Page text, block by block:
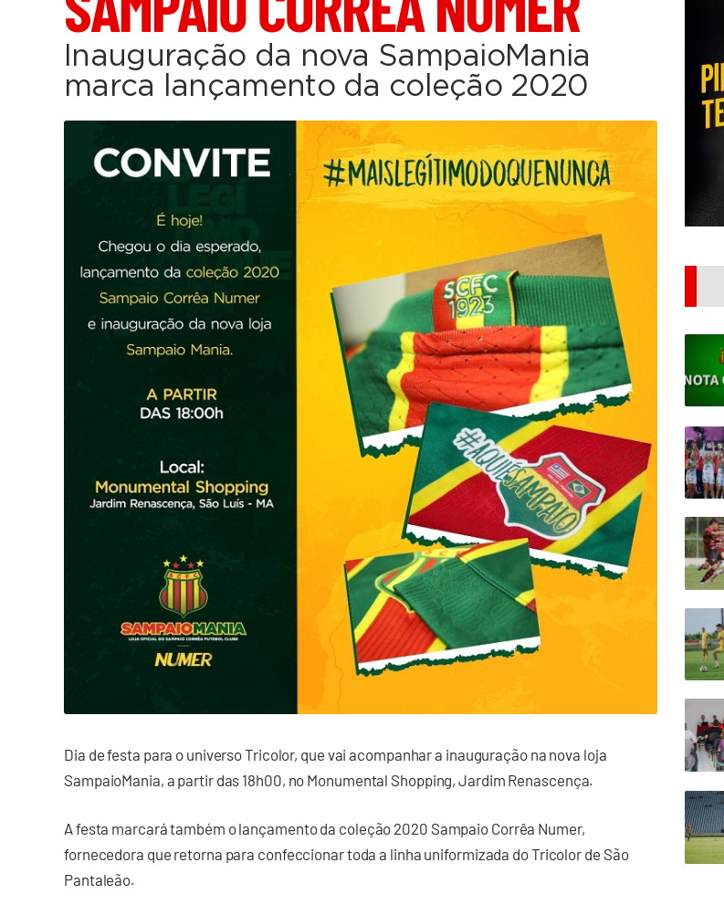
Inauguração da nova SampaioMania
marca lançamento da coleção 2020
Dia de festa para o universo Tricolor, que vai acompanhar a inauguração na nova loja
SampaioMania, a partir das 18h00, no Monumental Shopping, Jardim Renascença.
A festa marcará também o lançamento da coleção 2020 Sampaio Corrêa Numer,
fornecedora que retorna para confeccionar toda a linha uniformizada do Tricolor de São
Pantaleão.